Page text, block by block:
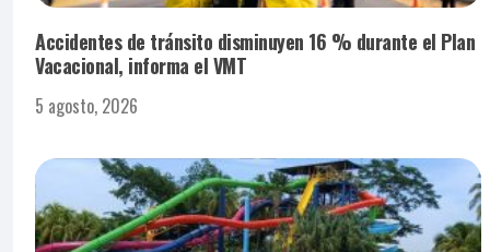
Accidentes de tránsito disminuyen 16 % durante el Plan
Vacacional, informa el VMT
5 agosto, 2026